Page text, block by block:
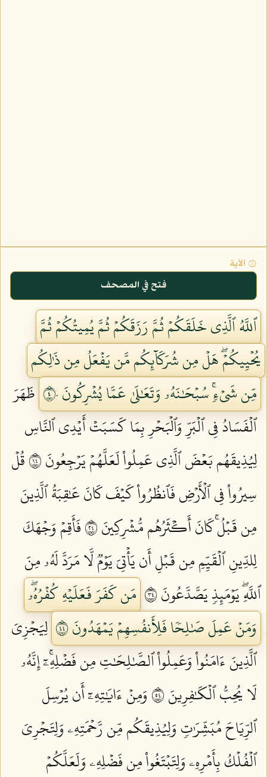
۞ الآية
فتح في المصحف
ٱللَّهُ ٱلَّذِي خَلَقَكُمۡ ثُمَّ رَزَقَكُمۡ ثُمَّ يُمِيتُكُمۡ ثُمَّ
يُحۡيِيكُمۡۖ هَلۡ مِن شُرَكَآئِكُم مَّن يَفۡعَلُ مِن ذَٰلِكُم
مِّن شَيۡءٖۚ سُبۡحَٰنَهُۥ وَتَعَٰلَىٰ عَمَّا يُشۡرِكُونَ ٤٠
ظَهَرَ
ٱلۡفَسَادُ فِي ٱلۡبَرِّ وَٱلۡبَحۡرِ بِمَا كَسَبَتۡ أَيۡدِي ٱلنَّاسِ
لِيُذِيقَهُم بَعۡضَ ٱلَّذِي عَمِلُواْ لَعَلَّهُمۡ يَرۡجِعُونَ ٤١
قُلۡ
سِيرُواْ فِي ٱلۡأَرۡضِ فَٱنظُرُواْ كَيۡفَ كَانَ عَٰقِبَةُ ٱلَّذِينَ
مِن قَبۡلُۚ كَانَ أَكۡثَرُهُم مُّشۡرِكِينَ ٤٢
فَأَقِمۡ وَجۡهَكَ
لِلدِّينِ ٱلۡقَيِّمِ مِن قَبۡلِ أَن يَأۡتِيَ يَوۡمٞ لَّا مَرَدَّ لَهُۥ مِنَ
ٱللَّهِۖ يَوۡمَئِذٖ يَصَّدَّعُونَ ٤٣
مَن كَفَرَ فَعَلَيۡهِ كُفۡرُهُۥۖ
وَمَنۡ عَمِلَ صَٰلِحٗا فَلِأَنفُسِهِمۡ يَمۡهَدُونَ ٤٤
لِيَجۡزِيَ
ٱلَّذِينَ ءَامَنُواْ وَعَمِلُواْ ٱلصَّٰلِحَٰتِ مِن فَضۡلِهِۦٓۚ إِنَّهُۥ
لَا يُحِبُّ ٱلۡكَٰفِرِينَ ٤٥
وَمِنۡ ءَايَٰتِهِۦٓ أَن يُرۡسِلَ
ٱلرِّيَاحَ مُبَشِّرَٰتٖ وَلِيُذِيقَكُم مِّن رَّحۡمَتِهِۦ وَلِتَجۡرِيَ
ٱلۡفُلۡكُ بِأَمۡرِهِۦ وَلِتَبۡتَغُواْ مِن فَضۡلِهِۦ وَلَعَلَّكُمۡ